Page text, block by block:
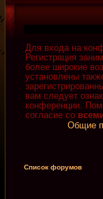
Для входа на
Регистрация
более широкие
установлены
вам следует
конференции.
согласие со
Общие
Список форумов